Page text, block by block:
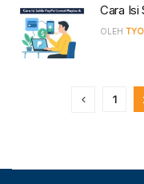
Cara Isi
OLEH
1